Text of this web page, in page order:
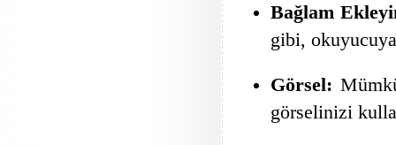
Bağlam
gibi,
Görsel:
görselinizi